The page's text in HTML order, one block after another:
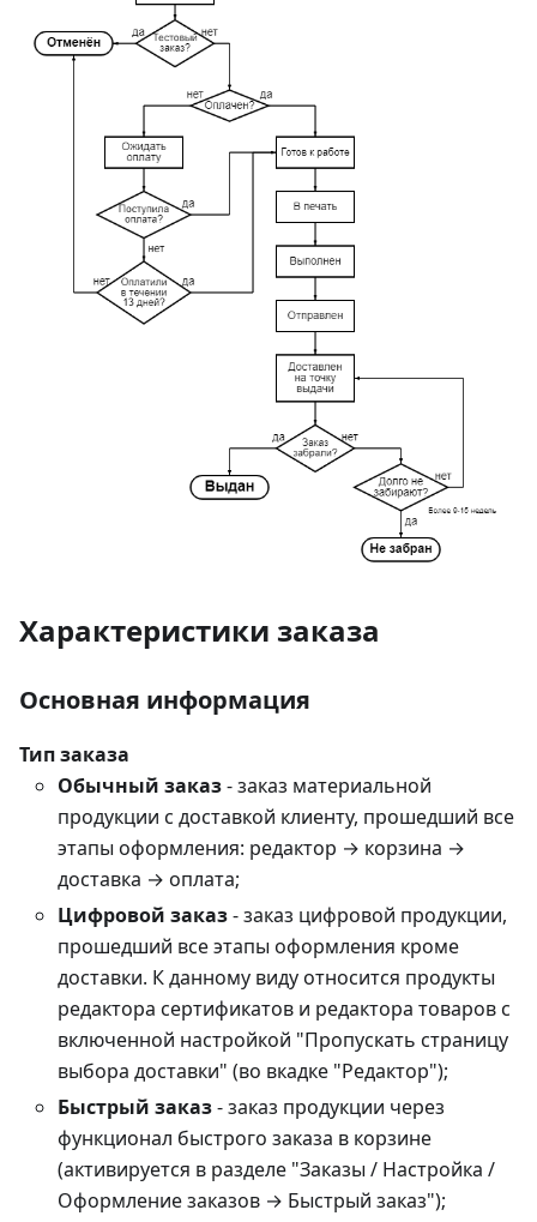
Характеристики заказа
Основная информация
Тип заказа
Обычный заказ- заказ материальной
продукции с доставкой клиенту, прошедший все
этапы оформления: редактор → корзина →
доставка → оплата;
Цифровой заказ- заказ цифровой продукции,
прошедший все этапы оформления кроме
доставки. К данному виду относится продукты
редактора сертификатов и редактора товаров с
включенной настройкой "Пропускать страницу
выбора доставки" (во вкадке "Редактор");
Быстрый заказ- заказ продукции через
функционал быстрого заказа в корзине
(активируется в разделе "Заказы / Настройка /
Оформление заказов → Быстрый заказ");